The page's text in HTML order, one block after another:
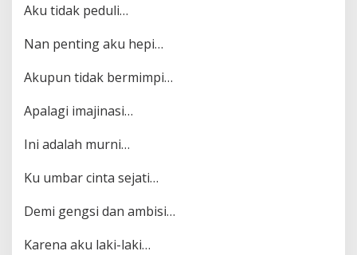
Aku tidak peduli…
Nan penting aku hepi…
Akupun tidak bermimpi…
Apalagi imajinasi…
Ini adalah murni…
Ku umbar cinta sejati…
Demi gengsi dan ambisi…
Karena aku laki-laki…